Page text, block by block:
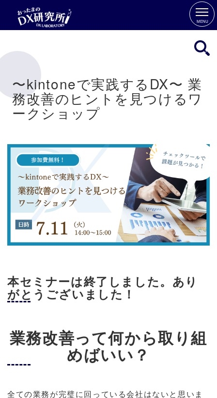
MENU
〜kintoneで実践するDX〜 業
務改善のヒントを見つけるワ
ークショップ
本セミナーは終了しました。あり
がとうございました！
業務改善って何から取り組
めばいい？
全ての業務が完璧に回っている会社はないと思いま